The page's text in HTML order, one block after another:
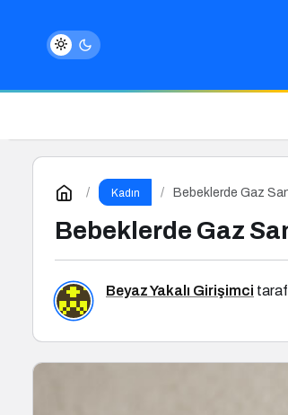
Kadın Bebeklerde Gaz
Bebeklerde Gaz
Beyaz Yakalı Girişimci